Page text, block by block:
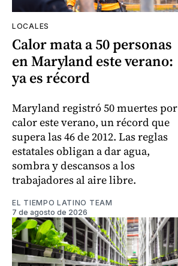
LOCALES
Calor mata a 50 personas
en Maryland este verano:
ya es récord
Maryland registró 50 muertes por
calor este verano, un récord que
supera las 46 de 2012. Las reglas
estatales obligan a dar agua,
sombra y descansos a los
trabajadores al aire libre.
EL TIEMPO LATINO TEAM
7 de agosto de 2026